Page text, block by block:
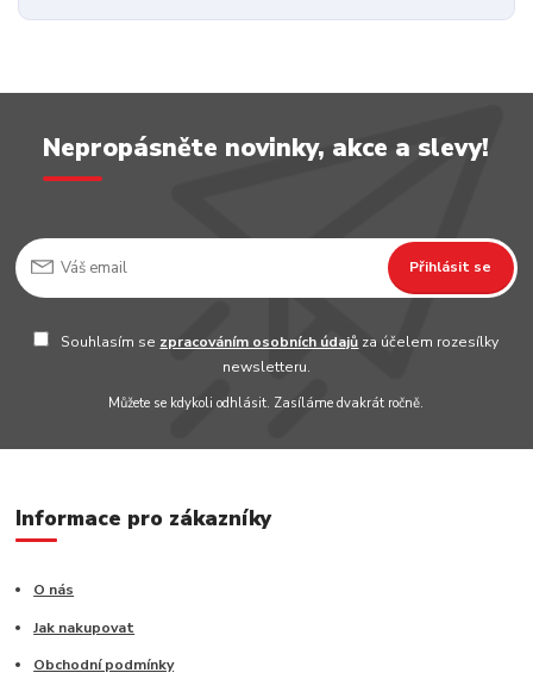
Nepropásněte novinky, akce a slevy!
Přihlásit se
Souhlasím se zpracováním osobních údajů za účelem rozesílky
newsletteru.
Můžete se kdykoli odhlásit. Zasíláme dvakrát ročně.
Informace pro zákazníky
O nás
Jak nakupovat
Obchodní podmínky